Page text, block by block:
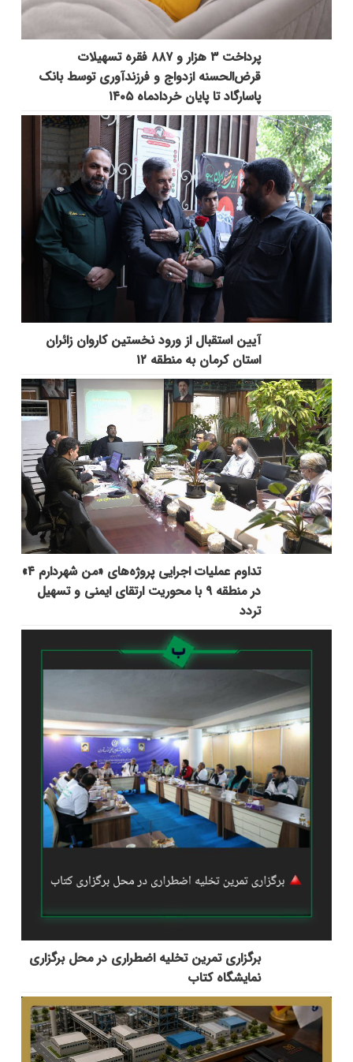
پرداخت ۳ هزار و ۸۸۷ فقره تسهیلات
قرض‌الحسنه ازدواج و فرزندآوری توسط بانک
پاسارگاد تا پایان خردادماه ۱۴۰۵
آیین استقبال از ورود نخستین کاروان زائران
استان کرمان به منطقه ۱۲
تداوم عملیات اجرایی پروژه‌های «من شهردارم ۴»
در منطقه ۹ با محوریت ارتقای ایمنی و تسهیل
تردد
برگزاری تمرین تخلیه اضطراری در محل برگزاری
نمایشگاه کتاب